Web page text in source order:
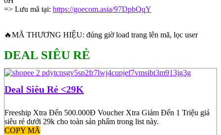
=> Lưu mã tại: https://goecom.asia/97DpbQqY
🔥MÃ THƯƠNG HIỆU: đúng giờ load trang lên mã, lọc user
DEAL SIÊU RẺ
Deal Siêu Rẻ <29K
Freeship Xtra Đến 500.000Đ Voucher Xtra Giảm Đến 1 Triệu giá
siêu rẻ dưới 29k cho toàn sản phẩm trong list này.
COPY MÃ